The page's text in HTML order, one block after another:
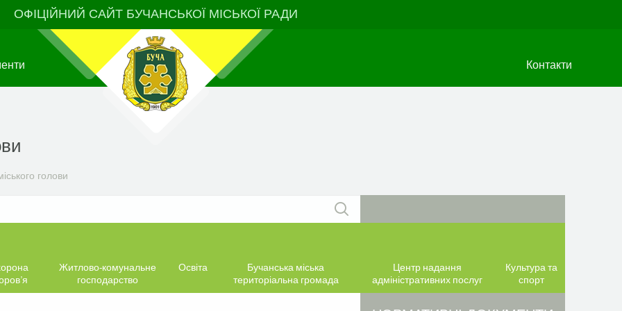
ОФІЦІЙНИЙ САЙТ БУЧАНСЬКОЇ МІСЬКОЇ РАДИ
Контакти
голови
Житлово-комунальне
господарство
Освіта
Бучанська міська
територіальна громада
Центр надання
адміністративних послуг
Культура та
спорт